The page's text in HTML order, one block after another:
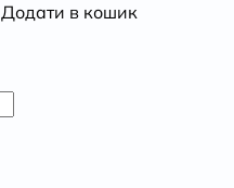
Додати в кошик